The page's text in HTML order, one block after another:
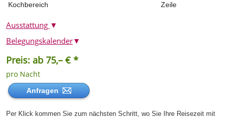
Kochbereich
Zeile
Ausstattung ▼
Preis: ab 75,– € *
pro Nacht
Anfragen
Per Klick kommen Sie zum nächsten Schritt, wo Sie Ihre Reisezeit mit
Belegungskalender▼